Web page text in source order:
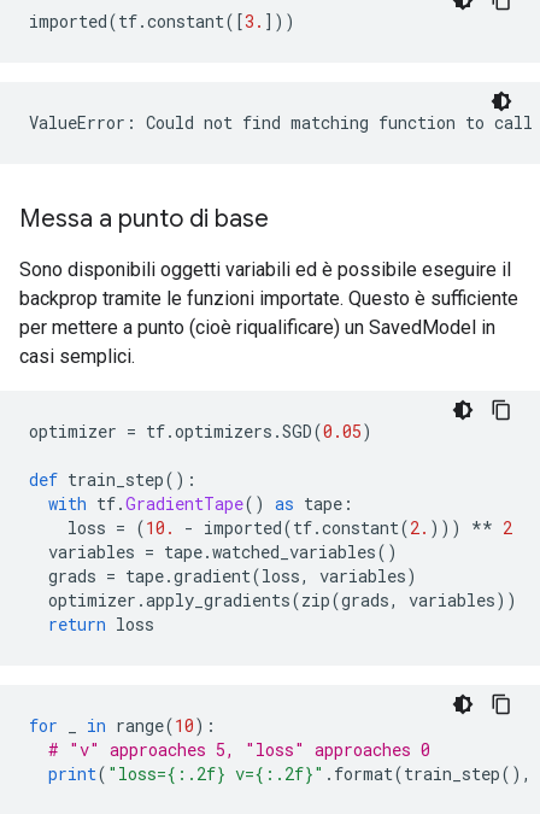
imported(tf.constant([3. ]))
ValueError: Could not find matching function to
Messa a punto di base
Sono disponibili oggetti variabili ed è possibile eseguire il
backprop tramite le funzioni importate. Questo è sufficiente
per mettere a punto (cioè riqualificare) un SavedModel in
casi semplici.
optimizer = tf.optimizers .SGD(0.05)
def train_step():
with tf.GradientTape() as tape :
loss = (10. - imported(tf.constant(2. ))) ** 2
variables = tape.watched_variables()
grads = tape.gradient(loss, variables)
optimizer .apply_gradients(zip(grads, variables))
return loss
for in range(10):
# "v" approaches 5, "loss" approaches 0
print( "loss={:.2f} v={:.2f}" . format(train_step(),